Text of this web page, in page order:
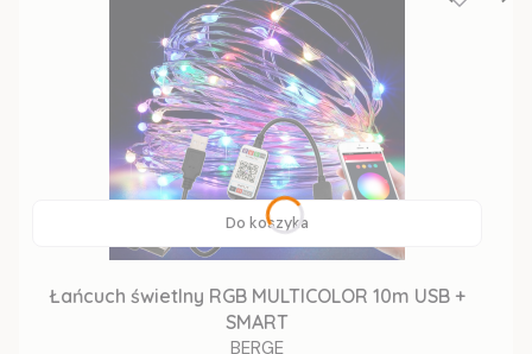
Do koszyka
Łańcuch świetlny RGB MULTICOLOR 10m USB +
SMART
BERGE